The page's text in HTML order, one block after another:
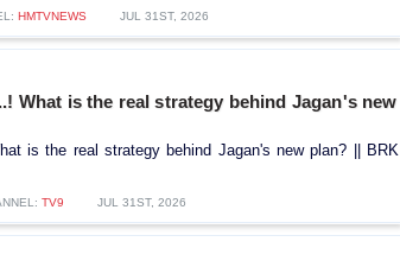
HMTVNEWS JUL 31ST, 2026
What is the real strategy behind Jagan's new
is the real strategy behind Jagan's new plan? || BRK
TV9 JUL 31ST, 2026